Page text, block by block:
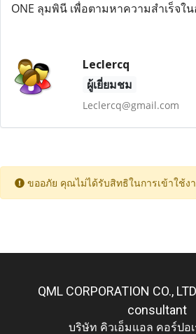
ONE ลุมพินี เพื่อตามหาความสำเร็จใ
Leclercq
ผู้เยี่ยมชม
Leclercq@gmail.com
ขออภัย คุณไม่ได้รับสิทธิในการเข้าใช้ง
QML CORPORATION CO.,
consultant
บริษัท คิวเอ็มแอล คอร์ปอ